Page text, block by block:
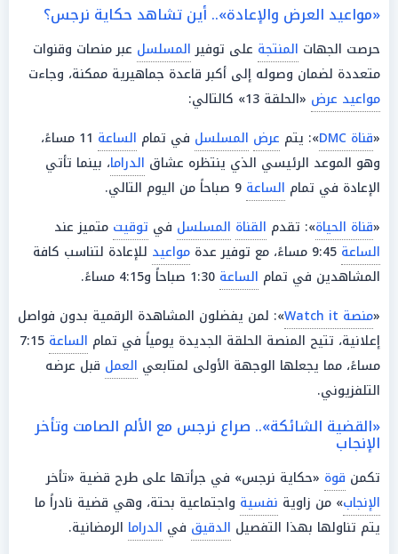
«مواعيد العرض والإعادة».. أين تشاهد حكاية نرجس؟
حرصت الجهات المنتجة على توفيرالمسلسل عبر منصات وقنوات
متعددة لضمان وصوله إلى أكبر قاعدة جماهيرية ممكنة، وجاءت
مواعيد عرض «الحلقة 13» كالتالي:
«قناة DMC »: يتم عرض المسلسل في تمام الساعة
11 مساءً،
وهو الموعد الرئيسي الذي ينتظره عشاق الدراما، بينما تأتي
الإعادة في تمام الساعة
«قناة الحياة»: تقدم القناة المسلسل في توقيت متميز عند
الساعة
مواعيد للإعادة لتناسب كافة
المشاهدين في تمام الساعة
«منصة Watch it
»: لمن يفضلون المشاهدة الرقمية بدون فواصل
إعلانية، تتيح المنصة الحلقة الجديدة يومياً في تمام الساعة 7:15
مساءً، مما يجعلها الوجهة الأولى لمتابعي العمل قبل عرضه
التلفزيوني.
«القضية الشائكة».. صراع نرجس مع الألم الصامت وتأخر
الإنجاب
تكمن قوة «حكاية نرجس» في جرأتها على طرح قضية «تأخر
الإنجاب» من زاوية نفسية واجتماعية بحتة، وهي قضية نادراً ما
يتم تناولها بهذا التفصيل الدقيق في الدراما الرمضانية.